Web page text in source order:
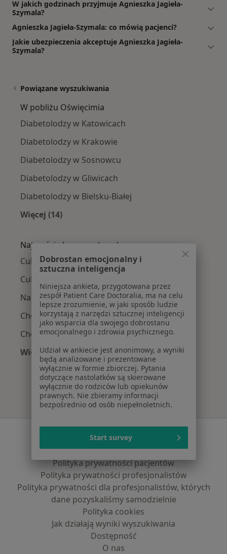
W jakich godzinach przyjmuje Agnieszka Jagieła-
Szymala?
Agnieszka Jagieła-Szymala: co mówią pacjenci?
Jakie ubezpieczenia akceptuje Agnieszka Jagieła-
Szymala?
Powiązane wyszukiwania
W pobliżu Oświęcimia
Diabetolodzy w Katowicach
Diabetolodzy w Krakowie
Diabetolodzy w Sosnowcu
Diabetolodzy w Gliwicach
Diabetolodzy w Bielsku-Białej
Więcej (14)
Najczęście leczone choroby
Cukrzyca w Oświęcimiu
Cukrzyca ciążowa w Oświęcimiu
Nadciśnienie tętnicze w Oświęcimiu
Choroba Hashimoto w Oświęcimiu
Choroby endokrynologiczne w Oświęcimiu
Więcej (11)
Więcej w kategorii: Najczęście leczone
Regulamin
Polityka prywatności pacjentów
Polityka prywatności profesjonalistów
Polityka prywatności dla profesjonalistów, których
dane pozyskaliśmy samodzielnie
Polityka cookies
Jak działają wyniki wyszukiwania
Dostępność
O nas
Dobrostan emocjonalny i
sztuczna inteligencja
Niniejsza ankieta, przygotowana przez
zespół Patient Care Doctoralia, ma na celu
lepsze zrozumienie, w jaki sposób ludzie
korzystają z narzędzi sztucznej inteligencji
jako wsparcia dla swojego dobrostanu
emocjonalnego i zdrowia psychicznego.
Udział w ankiecie jest anonimowy, a wyniki
będą analizowane i prezentowane
wyłącznie w formie zbiorczej. Pytania
dotyczące nastolatków są skierowane
wyłącznie do rodziców lub opiekunów
prawnych. Nie zbieramy informacji
bezpośrednio od osób niepełnoletnich.
Start survey